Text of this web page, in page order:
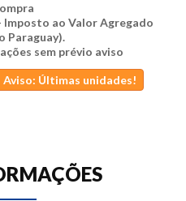
Imposto ao Valor Agregado
Paraguay).
sem prévio aviso
Aviso: Últimas unidades!